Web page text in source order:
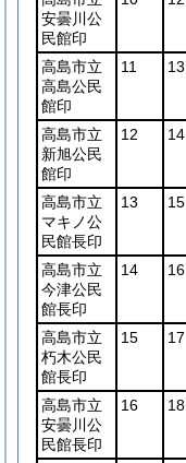
安曇川公
民館印
高島市立
高島公民
館印
11 13
高島市立
新旭公民
館印
12 14
高島市立
マキノ公
民館長印
13 15
高島市立
今津公民
館長印
14 16
高島市立
朽木公民
館長印
15 17
高島市立
安曇川公
民館長印
16 18